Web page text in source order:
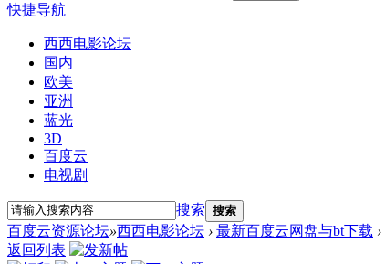
快捷导航
西西电影论坛
国内
欧美
亚洲
蓝光
3D
百度云
电视剧
搜索 搜索
百度云资源论坛»西西电影论坛 › 最新百度云网盘与bt下载 ›
返回列表